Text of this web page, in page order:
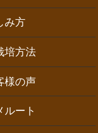
み方
培方法
様の声
ルート